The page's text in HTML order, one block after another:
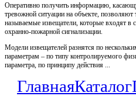
Оперативно получить информацию,
тревожной ситуации на объекте, позволяют
называемые извещатели, которые входят в
охранно-пожарной сигнализации.
Модели извещателей разнятся по
параметрам – по типу контролируемого
параметра, по принципу действия ...
ГлавнаяКаталог